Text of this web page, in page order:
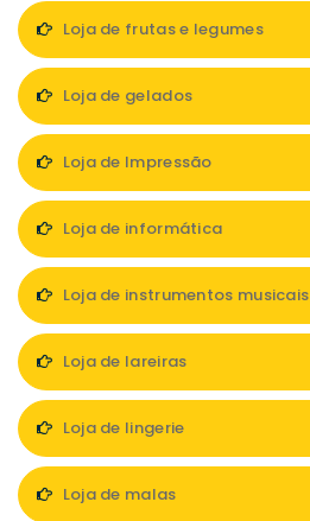
Loja de frutas e legumes
Loja de gelados
Loja de Impressão
Loja de informática
Loja de instrumentos musicais
Loja de lareiras
Loja de lingerie
Loja de malas